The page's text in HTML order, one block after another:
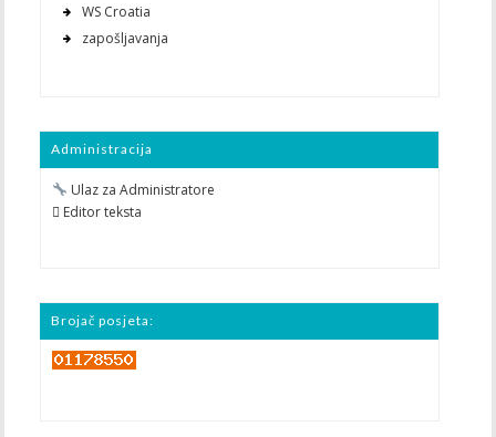
WS Croatia
zapošljavanja
Administracija
Ulaz za Administratore
 Editor teksta
Brojač posjeta: